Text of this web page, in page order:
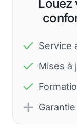
Louez
Service
Mises à